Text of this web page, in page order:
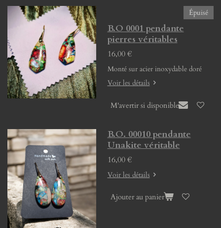
Épuisé
B.O 0001 pendante
pierres véritables
16,00 €
Monté sur acier inoxydable doré
Voir les détails
M'avertir si disponible
B.O. 00010 pendante
Unakite véritable
16,00 €
Voir les détails
Ajouter au panier